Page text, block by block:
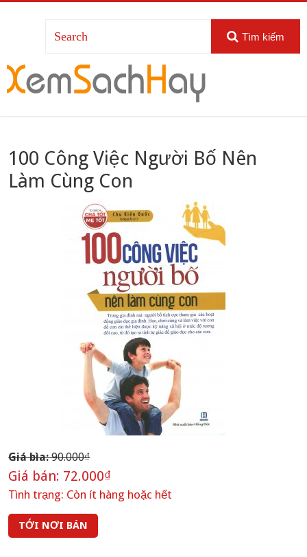
Tìm kiếm
100 Công Việc Người Bố Nên
Làm Cùng Con
Giá bìa:90.000₫
Giá bán: 72.000₫
Tình trạng: Còn ít hàng hoặc hết
TỚI NƠI BÁN